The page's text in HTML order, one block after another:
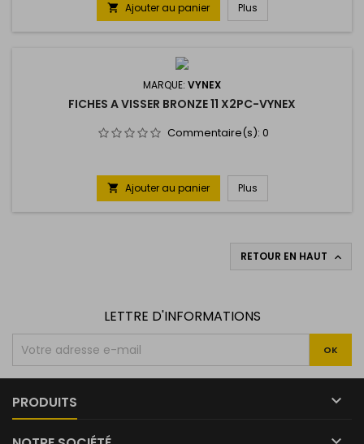
 Ajouter au panier Plus
MARQUE: VYNEX
FICHES A VISSER BRONZE 11 X2PC-VYNEX
Commentaire(s): 0
 Ajouter au panier Plus
RETOUR EN HAUT 
LETTRE D'INFORMATIONS
PRODUITS 